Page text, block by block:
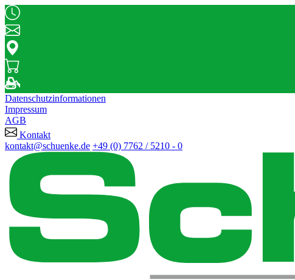
Datenschutzinformationen
Impressum
AGB
Kontakt
kontakt@schuenke.de +49 (0) 7762 / 5210 - 0